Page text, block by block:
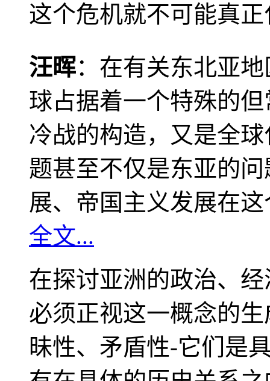
这个危机就不可能真
汪晖：在有关东北亚
球占据着一个特殊的
冷战的构造，又是全
题甚至不仅是东亚的
展、帝国主义发展在
全文...
在探讨亚洲的政治、
必须正视这一概念的
昧性、矛盾性-它们是